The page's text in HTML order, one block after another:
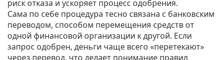
риск отказа и ускоряет процесс одобрения.
Сама по себе процедура тесно связана с банковским
переводом, способом перемещения средств от
одной финансовой организации к другой. Если
запрос одобрен, деньги чаще всего «перетекают»
через перевод, что делает понимание правил